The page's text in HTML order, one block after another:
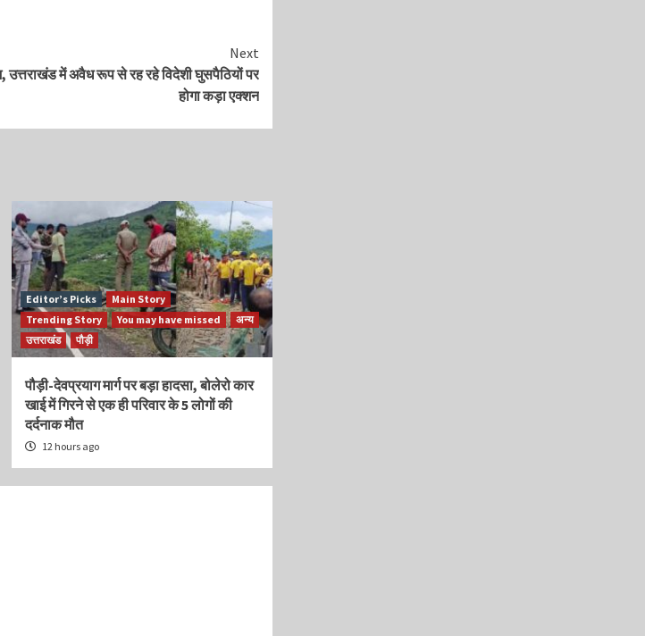
Next
में अवैध रूप से रह रहे विदेशी घुसपैठियों पर
होगा कड़ा एक्शन
Editor’s Picks
Main Story
Trending Story
You may have missed
अन्य
उत्तराखंड
पौड़ी
पौड़ी-देवप्रयाग मार्ग पर बड़ा हादसा, बोलेरो कार
खाई में गिरने से एक ही परिवार के 5 लोगों की
दर्दनाक मौत
12 hours ago